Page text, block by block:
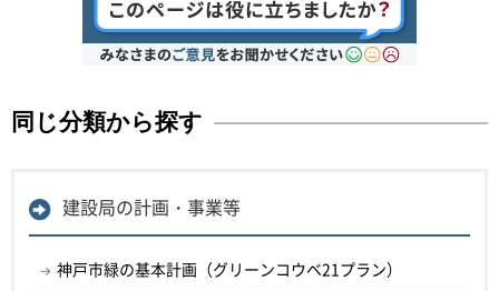
同じ分類から探す
建設局の計画・事業等
神戸市緑の基本計画（グリーンコウベ21プラン）